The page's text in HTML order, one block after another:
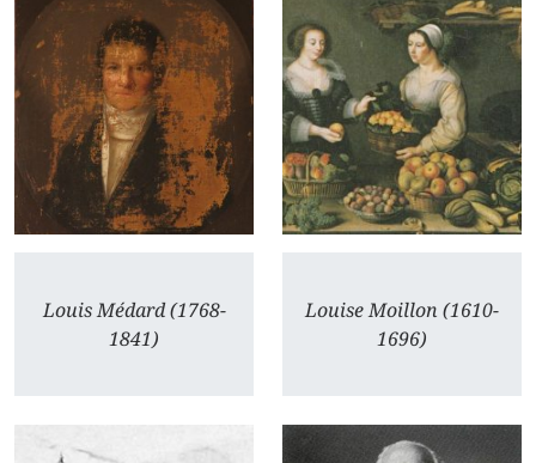
Louis Médard (1768-
1841)
Louise Moillon (1610-
1696)